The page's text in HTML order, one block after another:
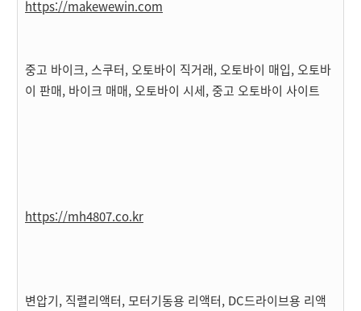
https://makewewin.com
중고 바이크, 스쿠터, 오토바이 직거래, 오토바이 매입, 오토바
이 판매, 바이크 매매, 오토바이 시세, 중고 오토바이 사이트
https://mh4807.co.kr
변압기, 직렬리액터, 모터기동용 리액터, DC드라이브용 리액